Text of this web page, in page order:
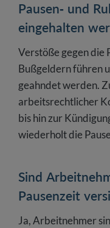
Pausen- und
eingehalten
Verstöße gegen die
Bußgeldern führen
geahndet werden.
arbeitsrechtlicher
bis hin zur
wiederholt die
Sind
Pausenzeit
Ja, Arbeitnehmer